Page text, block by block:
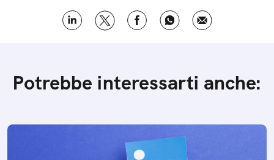
Potrebbe interessarti anche: